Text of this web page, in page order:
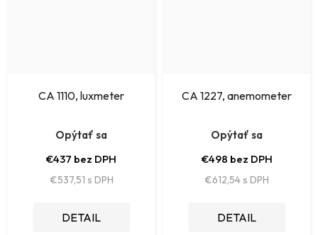
CA 1110, luxmeter
Opýtať sa
€437 bez DPH
€537,51
DETAIL
CA 1227, anemometer
Opýtať sa
€498 bez DPH
€612,54
DETAIL